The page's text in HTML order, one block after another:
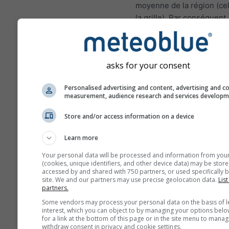
moyenne de la région
la grille). Par
températures pour les
montagnes ou les zones
peuvent être légèrement
différentes des
trouver l'altitude de la
Les diagrammes sur 15j
agrégations
moyenne, maximale et
Au delà de 6 mois, les
Nous offrons également
données numériques
asks for your consent
Personalised advertising and content, advertising and
measurement, audience research and services
Store and/or access information on a device
Learn more
Your personal data will be processed and information from
(cookies, unique identifiers, and other device data) may be
accessed by and shared with 750 partners, or used specifically
site. We and our partners may use precise geolocation data.
partners.
Some vendors may process your personal data on the basis of
interest, which you can object to by managing your options
for a link at the bottom of this page or in the site menu to
withdraw consent in privacy and cookie settings.